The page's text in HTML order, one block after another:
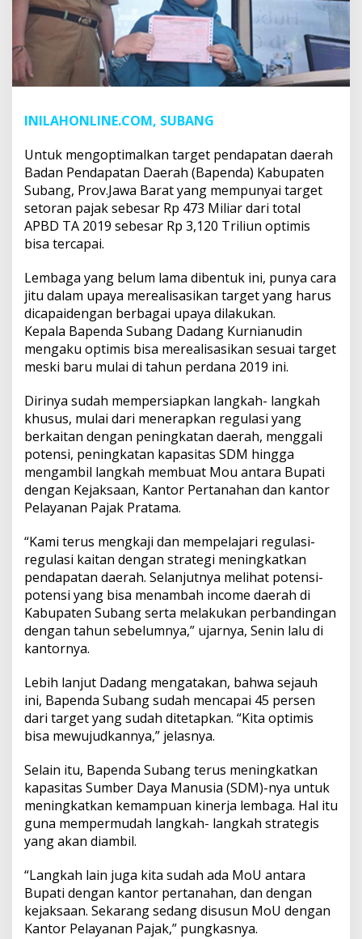
INILAHONLINE.COM, SUBANG
Untuk mengoptimalkan target pendapatan daerah
Badan Pendapatan Daerah (Bapenda) Kabupaten
Subang, Prov.Jawa Barat yang mempunyai target
setoran pajak sebesar Rp 473 Miliar dari total
APBD TA 2019 sebesar Rp 3,120 Triliun optimis
bisa tercapai.
Lembaga yang belum lama dibentuk ini, punya cara
jitu dalam upaya merealisasikan target yang harus
dicapaidengan berbagai upaya dilakukan.
Kepala Bapenda Subang Dadang Kurnianudin
mengaku optimis bisa merealisasikan sesuai target
meski baru mulai di tahun perdana 2019 ini.
Dirinya sudah mempersiapkan langkah- langkah
khusus, mulai dari menerapkan regulasi yang
berkaitan dengan peningkatan daerah, menggali
potensi, peningkatan kapasitas SDM hingga
mengambil langkah membuat Mou antara Bupati
dengan Kejaksaan, Kantor Pertanahan dan kantor
Pelayanan Pajak Pratama.
“Kami terus mengkaji dan mempelajari regulasi-
regulasi kaitan dengan strategi meningkatkan
pendapatan daerah. Selanjutnya melihat potensi-
potensi yang bisa menambah income daerah di
Kabupaten Subang serta melakukan perbandingan
dengan tahun sebelumnya,” ujarnya, Senin lalu di
kantornya.
Lebih lanjut Dadang mengatakan, bahwa sejauh
ini, Bapenda Subang sudah mencapai 45 persen
dari target yang sudah ditetapkan. “Kita optimis
bisa mewujudkannya,” jelasnya.
Selain itu, Bapenda Subang terus meningkatkan
kapasitas Sumber Daya Manusia (SDM)-nya untuk
meningkatkan kemampuan kinerja lembaga. Hal itu
guna mempermudah langkah- langkah strategis
yang akan diambil.
“Langkah lain juga kita sudah ada MoU antara
Bupati dengan kantor pertanahan, dan dengan
kejaksaan. Sekarang sedang disusun MoU dengan
Kantor Pelayanan Pajak,” pungkasnya.